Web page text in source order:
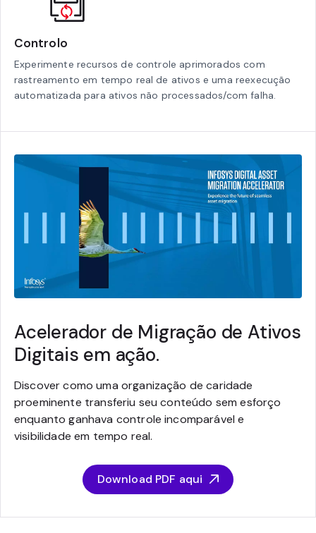
Controlo
Experimente recursos de controle aprimorados com
rastreamento em tempo real de ativos e uma reexecução
automatizada para ativos não processados/com falha.
Acelerador de Migração de Ativos
Digitais em ação.
Discover como uma organização de caridade
proeminente transferiu seu conteúdo sem esforço
enquanto ganhava controle incomparável e
visibilidade em tempo real.
Download PDF aqui